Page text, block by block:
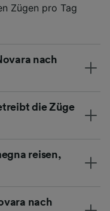
Zügen pro Tag
nach
die Züge
reisen,
nach